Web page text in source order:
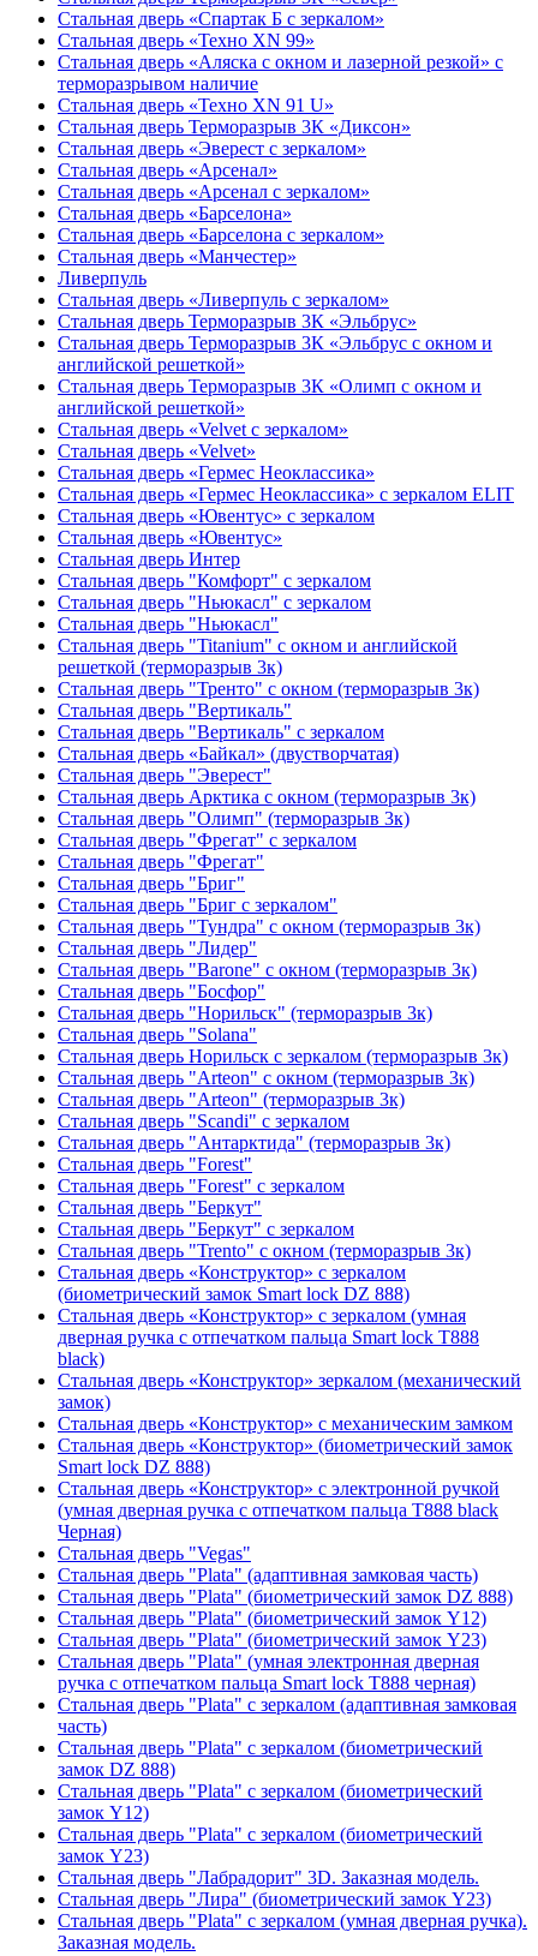
Стальная дверь «Спартак Б с зеркалом»
Стальная дверь «Техно XN 99»
Стальная дверь «Аляска с окном и лазерной резкой» с
терморазрывом наличие
Стальная дверь «Техно XN 91 U»
Стальная дверь Терморазрыв 3К «Диксон»
Стальная дверь «Эверест с зеркалом»
Стальная дверь «Арсенал»
Стальная дверь «Арсенал с зеркалом»
Стальная дверь «Барселона»
Стальная дверь «Барселона с зеркалом»
Стальная дверь «Манчестер»
Ливерпуль
Стальная дверь «Ливерпуль с зеркалом»
Стальная дверь Терморазрыв 3К «Эльбрус»
Стальная дверь Терморазрыв 3К «Эльбрус с окном и
английской решеткой»
Стальная дверь Терморазрыв 3К «Олимп с окном и
английской решеткой»
Стальная дверь «Velvet с зеркалом»
Стальная дверь «Velvet»
Стальная дверь «Гермес Неоклассика»
Стальная дверь «Гермес Неоклассика» с зеркалом ELIT
Стальная дверь «Ювентус» с зеркалом
Стальная дверь «Ювентус»
Стальная дверь Интер
Стальная дверь "Комфорт" с зеркалом
Стальная дверь "Ньюкасл" с зеркалом
Стальная дверь "Ньюкасл"
Стальная дверь "Titanium" с окном и английской
решеткой (терморазрыв 3к)
Стальная дверь "Тренто" с окном (терморазрыв 3к)
Стальная дверь "Вертикаль"
Стальная дверь "Вертикаль" с зеркалом
Стальная дверь «Байкал» (двустворчатая)
Стальная дверь "Эверест"
Стальная дверь Арктика с окном (терморазрыв 3к)
Стальная дверь "Олимп" (терморазрыв 3к)
Стальная дверь "Фрегат" с зеркалом
Стальная дверь "Фрегат"
Стальная дверь "Бриг"
Стальная дверь "Бриг с зеркалом"
Стальная дверь "Тундра" с окном (терморазрыв 3к)
Стальная дверь "Лидер"
Стальная дверь "Barone" с окном (терморазрыв 3к)
Стальная дверь "Босфор"
Стальная дверь "Норильск" (терморазрыв 3к)
Стальная дверь "Solana"
Стальная дверь Норильск с зеркалом (терморазрыв 3к)
Стальная дверь "Arteon" с окном (терморазрыв 3к)
Стальная дверь "Arteon" (терморазрыв 3к)
Стальная дверь "Scandi" с зеркалом
Стальная дверь "Антарктида" (терморазрыв 3к)
Стальная дверь "Forest"
Стальная дверь "Forest" с зеркалом
Стальная дверь "Беркут"
Стальная дверь "Беркут" с зеркалом
Стальная дверь "Trento" с окном (терморазрыв 3к)
Стальная дверь «Конструктор» с зеркалом
(биометрический замок Smart lock DZ 888)
Стальная дверь «Конструктор» с зеркалом (умная
дверная ручка с отпечатком пальца Smart lock T888
black)
Стальная дверь «Конструктор» зеркалом (механический
замок)
Стальная дверь «Конструктор» с механическим замком
Стальная дверь «Конструктор» (биометрический замок
Smart lock DZ 888)
Стальная дверь «Конструктор» с электронной ручкой
(умная дверная ручка с отпечатком пальца T888 black
Черная)
Стальная дверь "Vegas"
Стальная дверь "Plata" (адаптивная замковая часть)
Стальная дверь "Plata" (биометрический замок DZ 888)
Стальная дверь "Plata" (биометрический замок Y12)
Стальная дверь "Plata" (биометрический замок Y23)
Стальная дверь "Plata" (умная электронная дверная
ручка с отпечатком пальца Smart lock T888 черная)
Стальная дверь "Plata" с зеркалом (адаптивная замковая
часть)
Стальная дверь "Plata" с зеркалом (биометрический
замок DZ 888)
Стальная дверь "Plata" с зеркалом (биометрический
замок Y12)
Стальная дверь "Plata" с зеркалом (биометрический
замок Y23)
Стальная дверь "Лабрадорит" 3D. Заказная модель.
Стальная дверь "Лира" (биометрический замок Y23)
Стальная дверь "Plata" с зеркалом (умная дверная ручка).
Заказная модель.